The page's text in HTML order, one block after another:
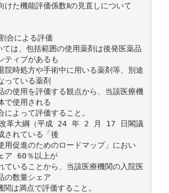
けた機能評価係数Ⅱの見直しについて
合による評価
は、包括範囲の使用薬剤は後発医薬品
ティブがあるも
院時処方や手術中に用いる薬剤等、別途
っている薬剤
の使用を評価する観点から、当該医療機
で使用される
よって評価すること。
革大綱（平成 24 年 2 月 17 日閣議
されている「後
用促進のためのロードマップ」におい
ア 60％以上が
ていることから、当該医療機関の入院医
の数量シェア
は満点で評価すること。